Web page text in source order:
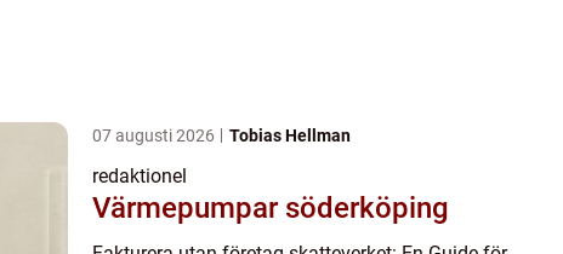
07 augusti 2026 Tobias Hellman
redaktionel
Värmepumpar söderköping